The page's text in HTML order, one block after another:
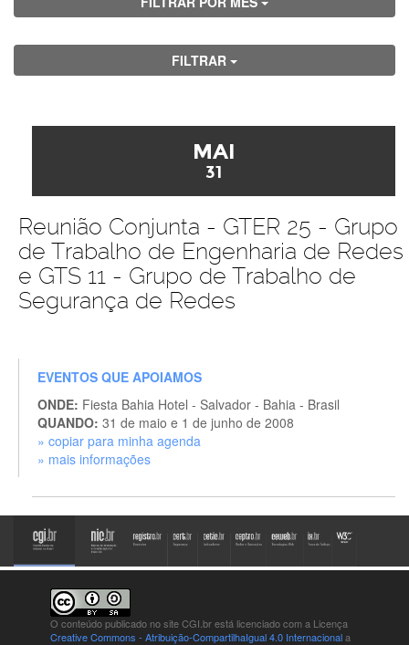
FILTRAR
MAI
31
Reunião Conjunta - GTER 25 - Grupo
de Trabalho de Engenharia de Redes
e GTS 11 - Grupo de Trabalho de
Segurança de Redes
EVENTOS QUE APOIAMOS
ONDE: Fiesta Bahia Hotel - Salvador - Bahia - Brasil
QUANDO: 31 de maio e 1 de junho de 2008
» copiar para minha agenda
» mais informações
O conteúdo publicado no site CGI.br está licenciado com a Licença
Creative Commons - Atribuição-CompartilhaIgual 4.0 Internacionala